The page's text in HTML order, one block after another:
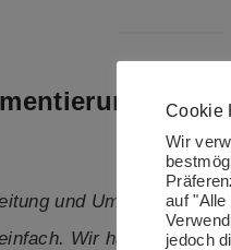
ab?
und Umsetzung
Wir haben
Cookie
Wir
auf
jedoch